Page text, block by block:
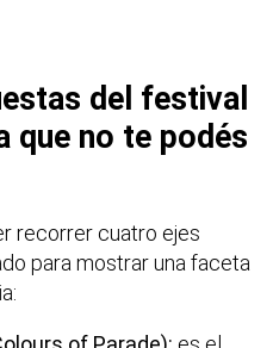
del festival
que no te podés
recorrer cuatro ejes
para mostrar una faceta